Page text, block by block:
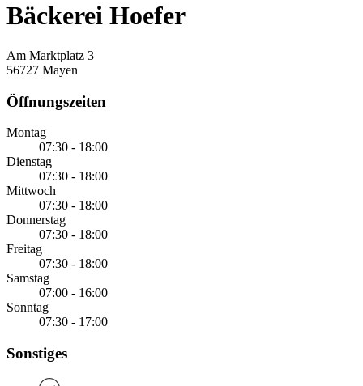
Bäckerei Hoefer
Am Marktplatz 3
56727 Mayen
Öffnungszeiten
Montag
07:30 - 18:00
Dienstag
07:30 - 18:00
Mittwoch
07:30 - 18:00
Donnerstag
07:30 - 18:00
Freitag
07:30 - 18:00
Samstag
07:00 - 16:00
Sonntag
07:30 - 17:00
Sonstiges